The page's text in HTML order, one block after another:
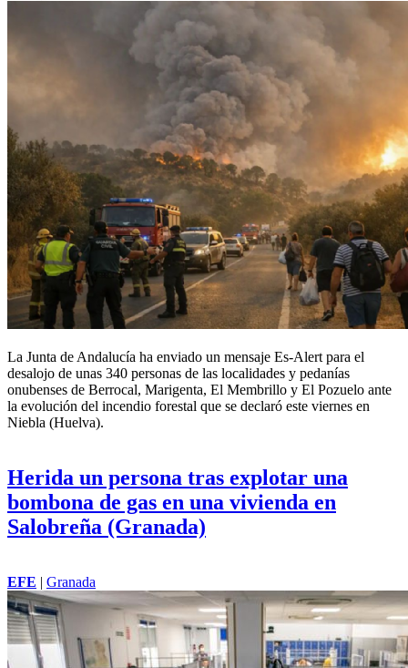
La Junta de Andalucía ha enviado un mensaje Es-Alert para el
desalojo de unas 340 personas de las localidades y pedanías
onubenses de Berrocal, Marigenta, El Membrillo y El Pozuelo ante
la evolución del incendio forestal que se declaró este viernes en
Niebla (Huelva).
Herida un persona tras explotar una
bombona de gas en una vivienda en
Salobreña (Granada)
EFE | Granada